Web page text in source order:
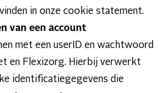
in onze cookie statement.
van een account
met een userID en wachtwoord
en Flexizorg. Hierbij verwerkt
identificatiegegevens die